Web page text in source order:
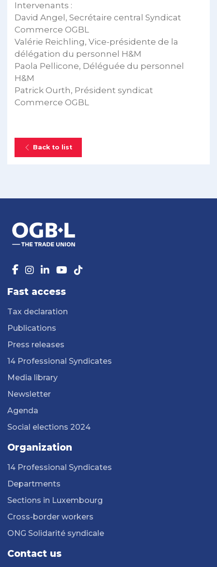
Intervenants :
David Angel, Secrétaire central Syndicat
Commerce OGBL
Valérie Reichling, Vice-présidente de la
délégation du personnel H&M
Paola Pellicone, Déléguée du personnel
H&M
Patrick Ourth, Président syndicat
Commerce OGBL
Back to list
Fast access
Tax declaration
Publications
Press releases
14 Professional Syndicates
Media library
Newsletter
Agenda
Social elections 2024
Organization
14 Professional Syndicates
Departments
Sections in Luxembourg
Cross-border workers
ONG Solidarité syndicale
Contact us